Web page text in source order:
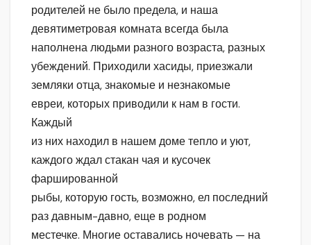
родителей не было предела, и наша
девятиметровая комната всегда была
наполнена людьми разного возраста, разных
убеждений. Приходили хасиды, приезжали
земляки отца, знакомые и незнакомые
евреи, которых приводили к нам в гости.
Каждый
из них находил в нашем доме тепло и уют,
каждого ждал стакан чая и кусочек
фаршированной
рыбы, которую гость, возможно, ел последний
раз давным-давно, еще в родном
местечке. Многие оставались ночевать — на